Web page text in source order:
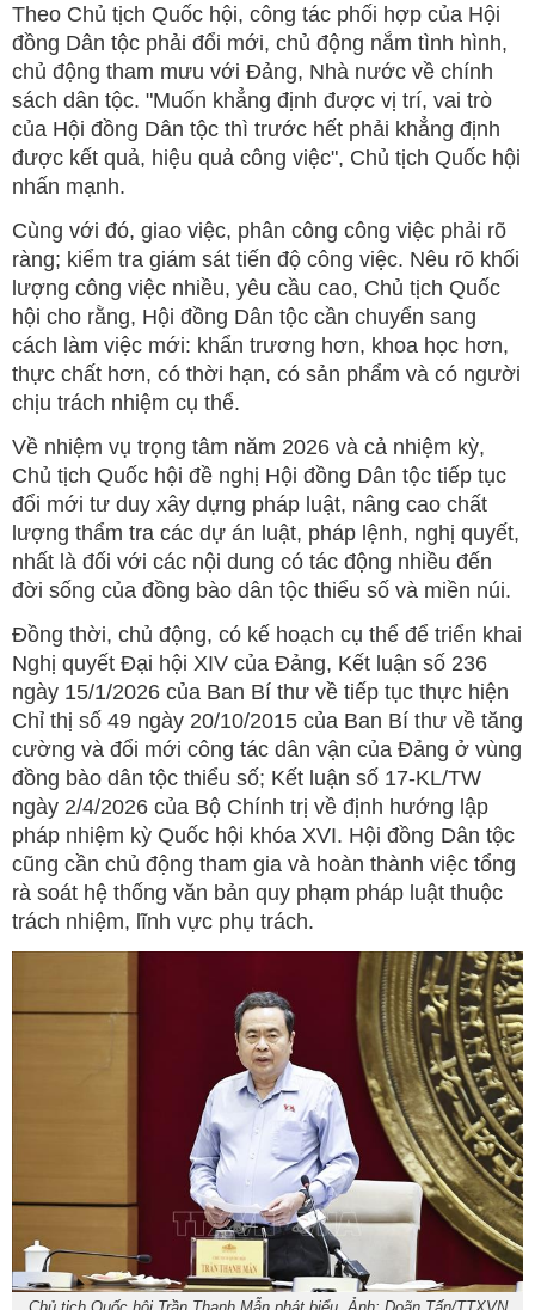
Theo Chủ tịch Quốc hội, công tác phối hợp của Hội
đồng Dân tộc phải đổi mới, chủ động nắm tình hình,
chủ động tham mưu với Đảng, Nhà nước về chính
sách dân tộc. "Muốn khẳng định được vị trí, vai trò
của Hội đồng Dân tộc thì trước hết phải khẳng định
được kết quả, hiệu quả công việc", Chủ tịch Quốc hội
nhấn mạnh.
Cùng với đó, giao việc, phân công công việc phải rõ
ràng; kiểm tra giám sát tiến độ công việc. Nêu rõ khối
lượng công việc nhiều, yêu cầu cao, Chủ tịch Quốc
hội cho rằng, Hội đồng Dân tộc cần chuyển sang
cách làm việc mới: khẩn trương hơn, khoa học hơn,
thực chất hơn, có thời hạn, có sản phẩm và có người
chịu trách nhiệm cụ thể.
Về nhiệm vụ trọng tâm năm 2026 và cả nhiệm kỳ,
Chủ tịch Quốc hội đề nghị Hội đồng Dân tộc tiếp tục
đổi mới tư duy xây dựng pháp luật, nâng cao chất
lượng thẩm tra các dự án luật, pháp lệnh, nghị quyết,
nhất là đối với các nội dung có tác động nhiều đến
đời sống của đồng bào dân tộc thiểu số và miền núi.
Đồng thời, chủ động, có kế hoạch cụ thể để triển khai
Nghị quyết Đại hội XIV của Đảng, Kết luận số 236
ngày 15/1/2026 của Ban Bí thư về tiếp tục thực hiện
Chỉ thị số 49 ngày 20/10/2015 của Ban Bí thư về tăng
cường và đổi mới công tác dân vận của Đảng ở vùng
đồng bào dân tộc thiểu số; Kết luận số 17-KL/TW
ngày 2/4/2026 của Bộ Chính trị về định hướng lập
pháp nhiệm kỳ Quốc hội khóa XVI. Hội đồng Dân tộc
cũng cần chủ động tham gia và hoàn thành việc tổng
rà soát hệ thống văn bản quy phạm pháp luật thuộc
trách nhiệm, lĩnh vực phụ trách.